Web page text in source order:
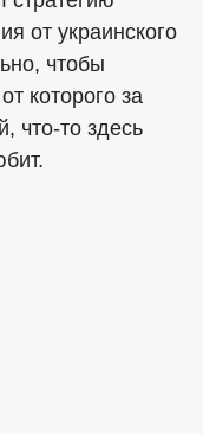
от украинского
чтобы
которого за
что-то здесь